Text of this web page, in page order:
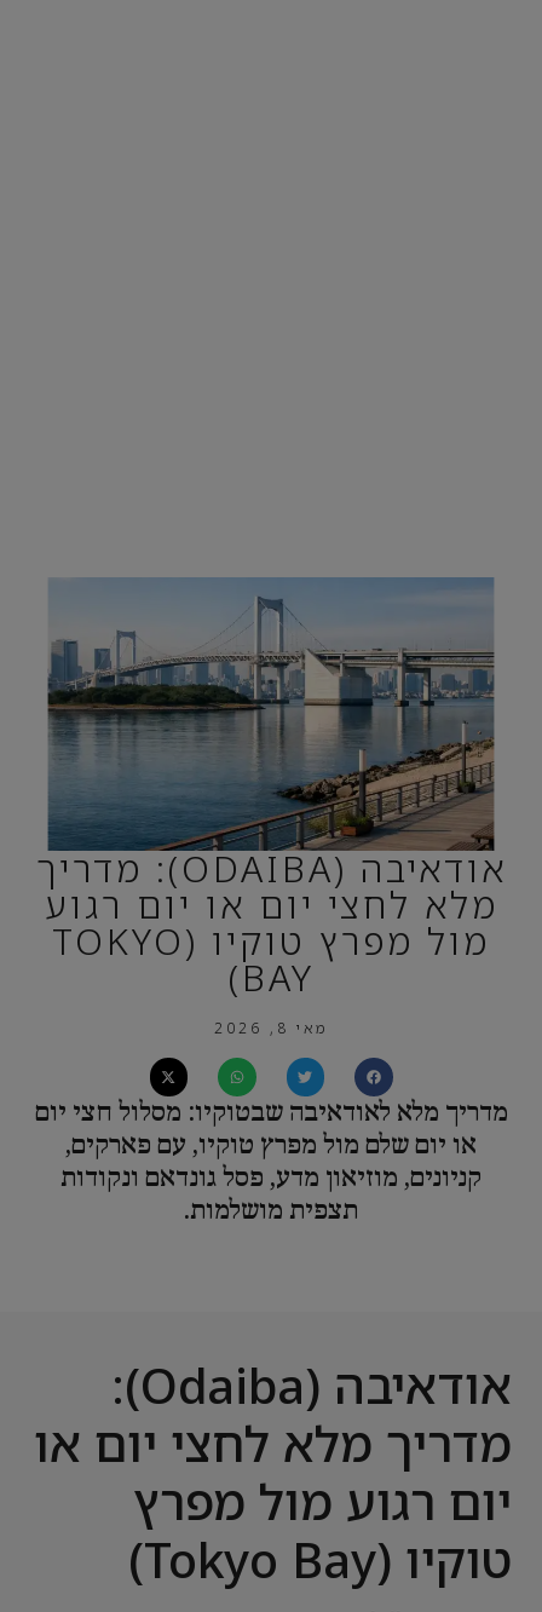
אודאיבה (ODAIBA): מדריך
מלא לחצי יום או יום רגוע
מול מפרץ טוקיו (TOKYO
BAY)
מאי 8, 2026
מדריך מלא לאודאיבה שבטוקיו: מסלול חצי יום
או יום שלם מול מפרץ טוקיו, עם פארקים,
קניונים, מוזיאון מדע, פסל גונדאם ונקודות
תצפית מושלמות.
אודאיבה (Odaiba):
מדריך מלא לחצי יום או
יום רגוע מול מפרץ
טוקיו (Tokyo Bay)